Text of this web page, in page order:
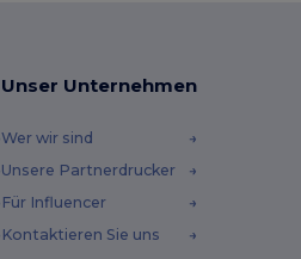
Unser Unternehmen
Wer wir sind
Unsere Partnerdrucker
Für Influencer
Kontaktieren Sie uns